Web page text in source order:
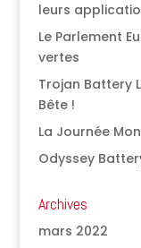
leurs
Le Parlement
vertes
Trojan Battery
Bête !
La Journée
Odyssey
Archives
mars 2022